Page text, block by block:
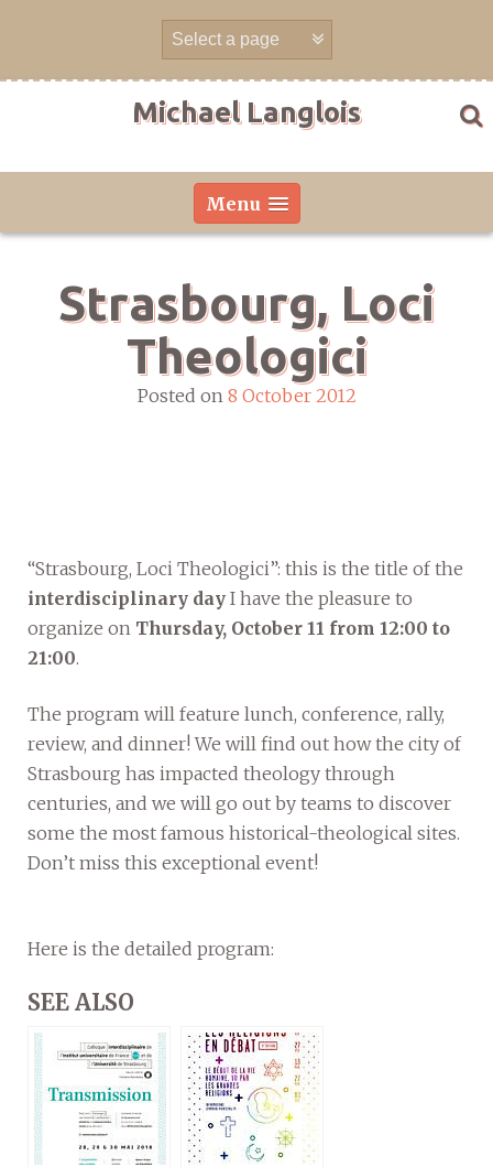
Michael Langlois
Menu
Strasbourg, Loci
Theologici
Posted on 8 October 2012
“Strasbourg, Loci Theologici”: this is the title of the
interdisciplinary day I have the pleasure to
organize on Thursday, October 11 from 12:00 to
21:00.
The program will feature lunch, conference, rally,
review, and dinner! We will find out how the city of
Strasbourg has impacted theology through
centuries, and we will go out by teams to discover
some the most famous historical-theological sites.
Don’t miss this exceptional event!
Here is the detailed program:
SEE ALSO